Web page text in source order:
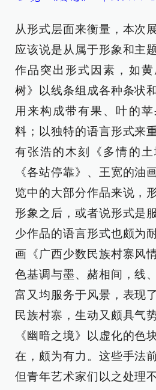
从形式层面来衡量，本次
应该说是从属于形象和主
作品突出形式因素，如
树》以线条组成各种条状
用来构成带有果、叶的
料；以独特的语言形式来
有张浩的木刻《多情的
《各站停靠》、王宽的油
览中的大部分作品来说，
形象之后，或者说形式是
少作品的语言形式也颇为
画《广西少数民族村寨风
色基调与墨、赭相间，线
富又均服务于风景，表现
民族村寨，生动又颇具气
《幽暗之境》以虚化的色
在，颇为有力。这些手法
但青年艺术家们以之处理